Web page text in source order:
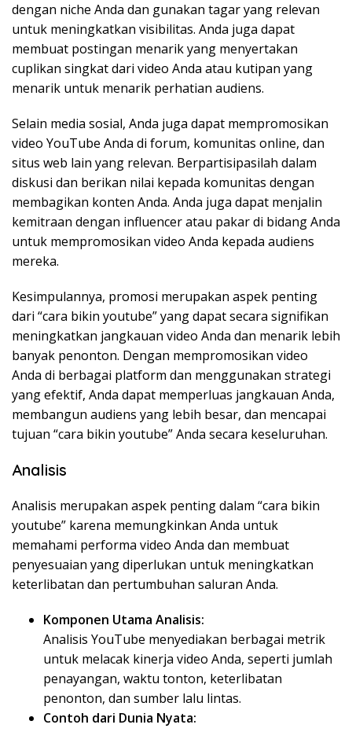
dengan niche Anda dan gunakan tagar yang relevan
untuk meningkatkan visibilitas. Anda juga dapat
membuat postingan menarik yang menyertakan
cuplikan singkat dari video Anda atau kutipan yang
menarik untuk menarik perhatian audiens.
Selain media sosial, Anda juga dapat mempromosikan
video YouTube Anda di forum, komunitas online, dan
situs web lain yang relevan. Berpartisipasilah dalam
diskusi dan berikan nilai kepada komunitas dengan
membagikan konten Anda. Anda juga dapat menjalin
kemitraan dengan influencer atau pakar di bidang Anda
untuk mempromosikan video Anda kepada audiens
mereka.
Kesimpulannya, promosi merupakan aspek penting
dari “cara bikin youtube” yang dapat secara signifikan
meningkatkan jangkauan video Anda dan menarik lebih
banyak penonton. Dengan mempromosikan video
Anda di berbagai platform dan menggunakan strategi
yang efektif, Anda dapat memperluas jangkauan Anda,
membangun audiens yang lebih besar, dan mencapai
tujuan “cara bikin youtube” Anda secara keseluruhan.
Analisis
Analisis merupakan aspek penting dalam “cara bikin
youtube” karena memungkinkan Anda untuk
memahami performa video Anda dan membuat
penyesuaian yang diperlukan untuk meningkatkan
keterlibatan dan pertumbuhan saluran Anda.
Komponen Utama Analisis:
Analisis YouTube menyediakan berbagai metrik
untuk melacak kinerja video Anda, seperti jumlah
penayangan, waktu tonton, keterlibatan
penonton, dan sumber lalu lintas.
Contoh dari Dunia Nyata: